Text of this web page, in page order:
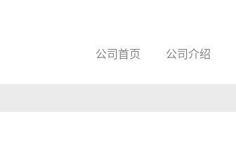
公司首页 公司介绍